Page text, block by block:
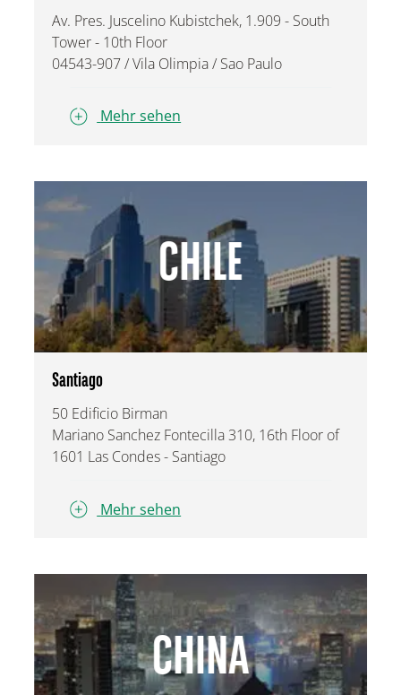
Av. Pres. Juscelino Kubistchek, 1.909 - South
Tower - 10th Floor
04543-907 / Vila Olimpia / Sao Paulo
Mehr sehen
CHILE
Santiago
50 Edificio Birman
Mariano Sanchez Fontecilla 310, 16th Floor of
1601 Las Condes - Santiago
Mehr sehen
CHINA